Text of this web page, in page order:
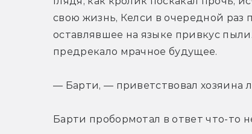
свою жизнь, Келси в очередной раз
оставлявшее на языке привкус пыли.
предрекало мрачное будущее.
— Барти, — приветствовал хозяина
Барти пробормотал в ответ что-то